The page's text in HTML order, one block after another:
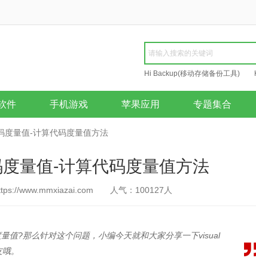
Hi Backup(移动存储备份工具)
Repair
件 手机游戏 苹果应用 专题集合
度量值-计算代码度量值方法
量值-计算代码度量值方法
www.mmxiazai.com 人气： 100127 人
值?那么针对这个问题，小编今天就和大家分享一下visual
。